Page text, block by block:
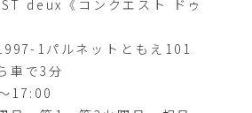
deux《コンクエスト ドゥ
1パルネットともえ101
車で3分
17:00